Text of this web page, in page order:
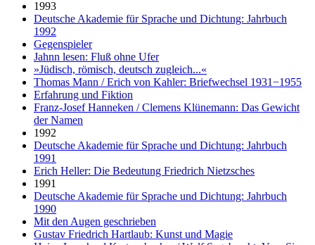
1993
Deutsche Akademie für Sprache und Dichtung: Jahrbuch
1992
Gegenspieler
Jahnn lesen: Fluß ohne Ufer
»Jüdisch, römisch, deutsch zugleich...«
Thomas Mann / Erich von Kahler: Briefwechsel 1931−1955
Erfahrung und Fiktion
Franz-Josef Hanneken / Clemens Klünemann: Das Gewicht
der Namen
1992
Deutsche Akademie für Sprache und Dichtung: Jahrbuch
1991
Erich Heller: Die Bedeutung Friedrich Nietzsches
1991
Deutsche Akademie für Sprache und Dichtung: Jahrbuch
1990
Mit den Augen geschrieben
Gustav Friedrich Hartlaub: Kunst und Magie